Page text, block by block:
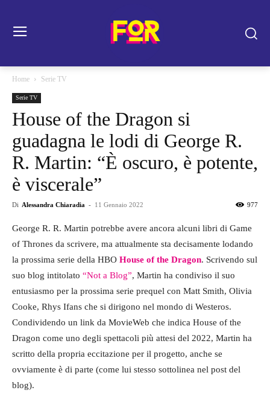
Home Serie TV
Serie TV
House of the Dragon si
guadagna le lodi di George R.
R. Martin: “È oscuro, è potente,
è viscerale”
Di Alessandra Chiaradia - 11 Gennaio 2022 977
George R. R. Martin potrebbe avere ancora alcuni libri di Game
of Thrones da scrivere, ma attualmente sta decisamente lodando
la prossima serie della HBO House of the Dragon. Scrivendo sul
suo blog intitolato “Not a Blog”, Martin ha condiviso il suo
entusiasmo per la prossima serie prequel con Matt Smith, Olivia
Cooke, Rhys Ifans che si dirigono nel mondo di Westeros.
Condividendo un link da MovieWeb che indica House of the
Dragon come uno degli spettacoli più attesi del 2022, Martin ha
scritto della propria eccitazione per il progetto, anche se
ovviamente è di parte (come lui stesso sottolinea nel post del
blog).